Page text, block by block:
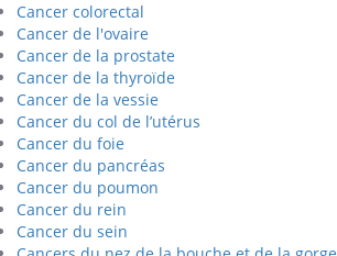
Cancer colorectal
Cancer de l'ovaire
Cancer de la prostate
Cancer de la thyroïde
Cancer de la vessie
Cancer du col de l’utérus
Cancer du foie
Cancer du pancréas
Cancer du poumon
Cancer du rein
Cancer du sein